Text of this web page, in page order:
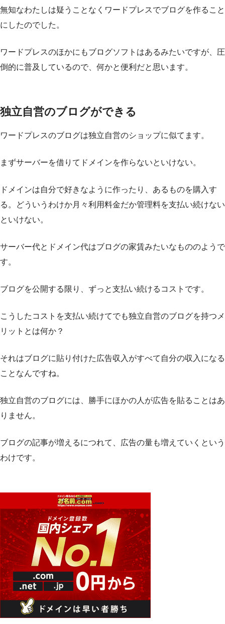
無知なわたしは疑うことなくワードプレスでブログを作ること
にしたのでした。
ワードプレスのほかにもブログソフトはあるみたいですが、圧
倒的に普及しているので、何かと便利だと思います。
独立自営のブログができる
ワードプレスのブログは独立自営のショップに似てます。
まずサーバーを借りてドメインを作らないといけない。
ドメインは自分で好きなように作ったり、あるものを購入す
る。どういうわけか月々利用料金だか管理料を支払い続けない
といけない。
サーバー代とドメイン代はブログの家賃みたいなもののようで
す。
ブログを公開する限り、ずっと支払い続けるコストです。
こうしたコストを支払い続けてでも独立自営のブログを持つメ
リットとは何か？
それはブログに貼り付けた広告収入がすべて自分の収入になる
ことなんですね。
独立自営のブログには、勝手にほかの人が広告を貼ることはあ
りません。
ブログの記事が増えるにつれて、広告の量も増えていくという
わけです。